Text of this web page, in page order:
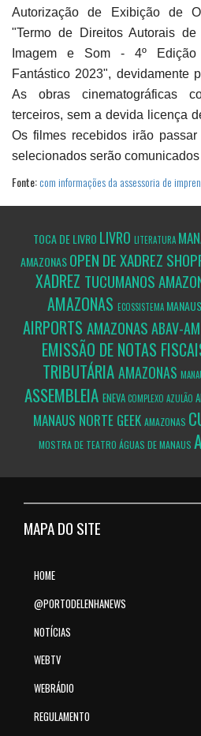
Autorização de Exibição de
"Termo de Direitos Autorais
Imagem e Som - 4º Edição
Fantástico 2023", devidamente
As obras cinematográficas
terceiros, sem a devida licença
Os filmes recebidos irão
selecionados serão
Fonte:com informações da assessoria de
TOCA DE LIVRO LIVRO LITERATURA
AMAZONASOPEN DE XADREZ
XADREZ TUCUMANOS
AMAZONAS ECOSSISTEMA MANAUS
AIRPORTS AMAZONASABAV-AM
EMISSÃO DE NOTAS
TRIBUTÁRIAAMAZONAS
ASSEMBLEIA ENEVACOMPLEXO AZULÃO
MANAUS NORTE GEEK AMAZONAS
MOSTRA DE TEATRO ÁGUAS DE MANAUS
MAPA DO SITE
HOME
@PORTODELENHANEWS
NOTÍCIAS
WEBTV
WEBRÁDIO
REGULAMENTO